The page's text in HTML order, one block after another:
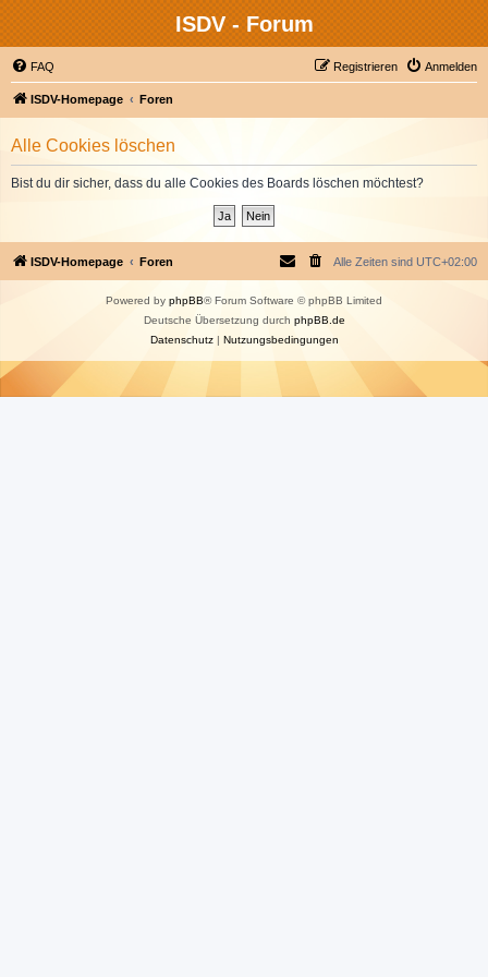
ISDV - Forum
FAQ Anmelden
Registrieren
ISDV-Homepage Foren
Alle Cookies löschen
Bist du dir sicher, dass du alle Cookies des Boards löschen möchtest?
ISDV-Homepage Foren Alle Zeiten sind UTC+02:00
Powered by phpBB® Forum Software © phpBB Limited
Deutsche Übersetzung durch phpBB.de
Datenschutz| Nutzungsbedingungen